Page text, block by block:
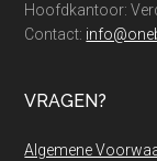
Hoofdkantoor:
Contact:
VRAGEN?
Algemene